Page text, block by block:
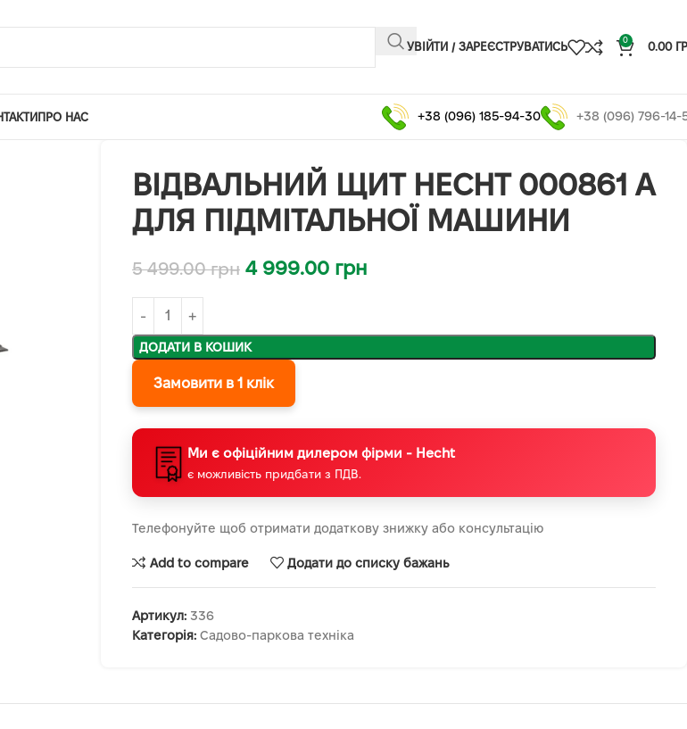
УВІЙТИ / ЗАРЕЄСТРУВАТИСЬ
0
0.00
ПРО НАС +38 (096) 185-94-30 +38 (096) 796-14-
ВІДВАЛЬНИЙ ЩИТ HECHT 000861 A
ДЛЯ ПІДМІТАЛЬНОЇ МАШИНИ
5 499.00грн 4 999.00 грн
ДОДАТИ В КОШИК
Замовити в 1 клік
Ми є офіційним дилером фірми - Hecht
є можливість придбати з ПДВ.
Телефонуйте щоб отримати додаткову знижку або консультацію
Add to compare Додати до списку бажань
Артикул: 336
Категорія: Садово-паркова техніка